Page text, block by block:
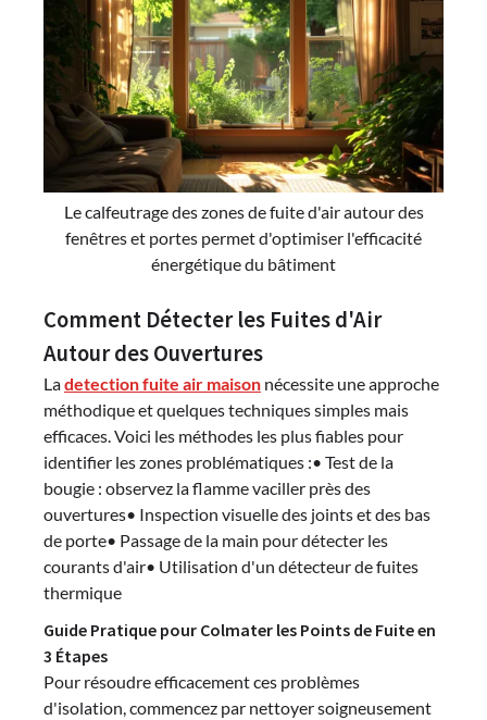
Le calfeutrage des zones de fuite d'air autour des
fenêtres et portes permet d'optimiser l'efficacité
énergétique du bâtiment
Comment Détecter les Fuites d'Air
Autour des Ouvertures
Ladetection fuite air maison nécessite une approche
méthodique et quelques techniques simples mais
efficaces. Voici les méthodes les plus fiables pour
identifier les zones problématiques :• Test de la
bougie : observez la flamme vaciller près des
ouvertures• Inspection visuelle des joints et des bas
de porte• Passage de la main pour détecter les
courants d'air• Utilisation d'un détecteur de fuites
thermique
Guide Pratique pour Colmater les Points de Fuite en
3 Étapes
Pour résoudre efficacement ces problèmes
d'isolation, commencez par nettoyer soigneusement